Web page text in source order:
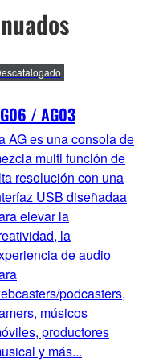
/ AG03
AG es una consola de
multi función de
resolución con una
USB diseñadaa
elevar la
la
de audio
podcasters,
músicos
productores
y más...